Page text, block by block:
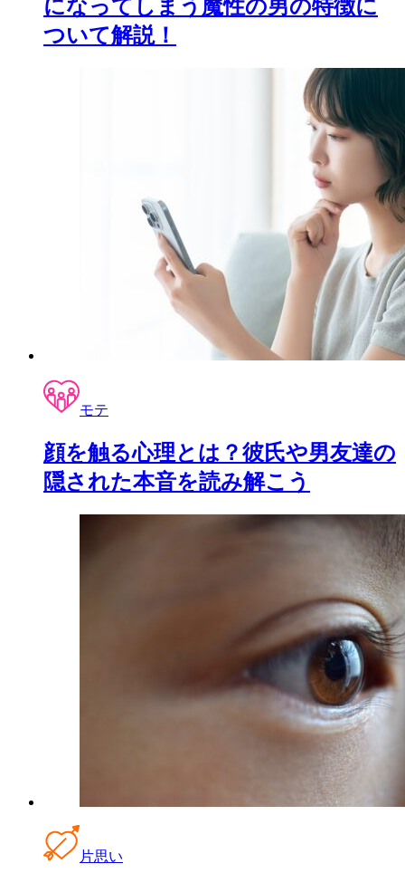
になってしまう魔性の男の特徴に
ついて解説！
モテ
顔を触る心理とは？彼氏や男友達の
隠された本音を読み解こう
片思い